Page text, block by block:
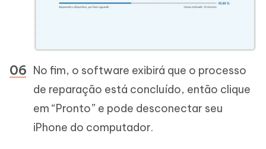
No fim, o software exibirá que o processo
de reparação está concluído, então clique
em “Pronto” e pode desconectar seu
iPhone do computador.